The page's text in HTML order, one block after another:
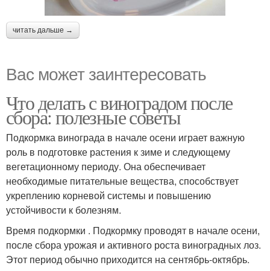
Желе из винограда
Пирог с виноградом Желе с виноградом
Намазка с виноградом
читать дальше →
Вас может заинтересовать
Что делать с виноградом после
сбора: полезные советы
Подкормка винограда в начале осени играет важную
роль в подготовке растения к зиме и следующему
вегетационному периоду. Она обеспечивает
необходимые питательные вещества, способствует
укреплению корневой системы и повышению
устойчивости к болезням.
Время подкормки . Подкормку проводят в начале осени,
после сбора урожая и активного роста виноградных лоз.
Этот период обычно приходится на сентябрь-октябрь.